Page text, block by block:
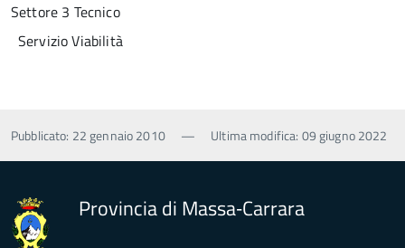
Settore 3 Tecnico
Servizio Viabilità
Pubblicato: 22 gennaio 2010 — Ultima modifica: 09 giugno 2022
Provincia di Massa‑Carrara